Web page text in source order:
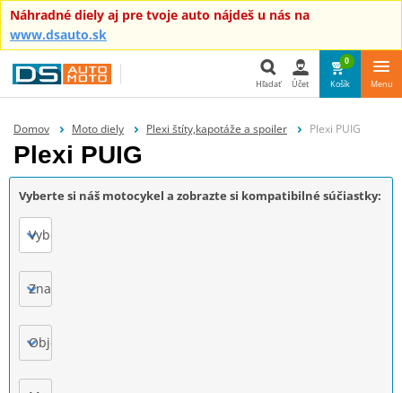
Náhradné diely aj pre tvoje auto nájdeš u nás na
www.dsauto.sk
Hľadať
Hľadať Účet
0
Košík Menu
Domov Moto diely Plexi štíty,kapotáže a spoiler Plexi PUIG
Plexi PUIG
Vyberte si náš motocykel a zobrazte si kompatibilné súčiastky:
Vyberte
Značka
Objem motora